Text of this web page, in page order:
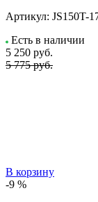
Артикул: JS150T-
Есть в наличии
5 250 руб.
5 775 руб.
В корзину
-9 %